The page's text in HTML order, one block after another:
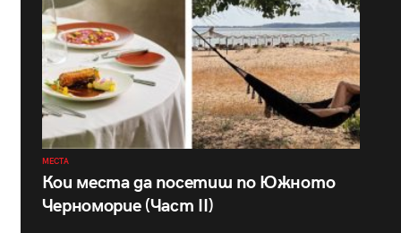
МЕСТА
Кои места да посетиш по Южното
Черноморие (Част II)